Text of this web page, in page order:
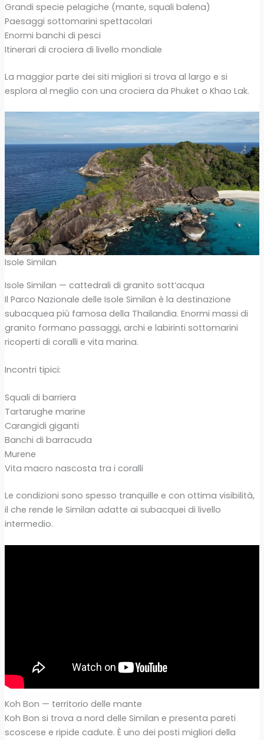
Grandi specie pelagiche (mante, squali balena)
Paesaggi sottomarini spettacolari
Enormi banchi di pesci
Itinerari di crociera di livello mondiale
La maggior parte dei siti migliori si trova al largo e si
esplora al meglio con una crociera da Phuket o Khao Lak.
Isole Similan
Isole Similan — cattedrali di granito sott’acqua
Il Parco Nazionale delle Isole Similan è la destinazione
subacquea più famosa della Thailandia. Enormi massi di
granito formano passaggi, archi e labirinti sottomarini
ricoperti di coralli e vita marina.
Incontri tipici:
Squali di barriera
Tartarughe marine
Carangidi giganti
Banchi di barracuda
Murene
Vita macro nascosta tra i coralli
Le condizioni sono spesso tranquille e con ottima visibilità,
il che rende le Similan adatte ai subacquei di livello
intermedio.
Koh Bon — territorio delle mante
Koh Bon si trova a nord delle Similan e presenta pareti
scoscese e ripide cadute. È uno dei posti migliori della